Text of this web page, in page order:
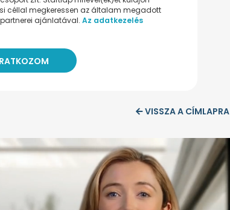
céllal megkeressen az általam megadott
ajánlatával. Az adatkezelés
VISSZA A CÍMLAPRA